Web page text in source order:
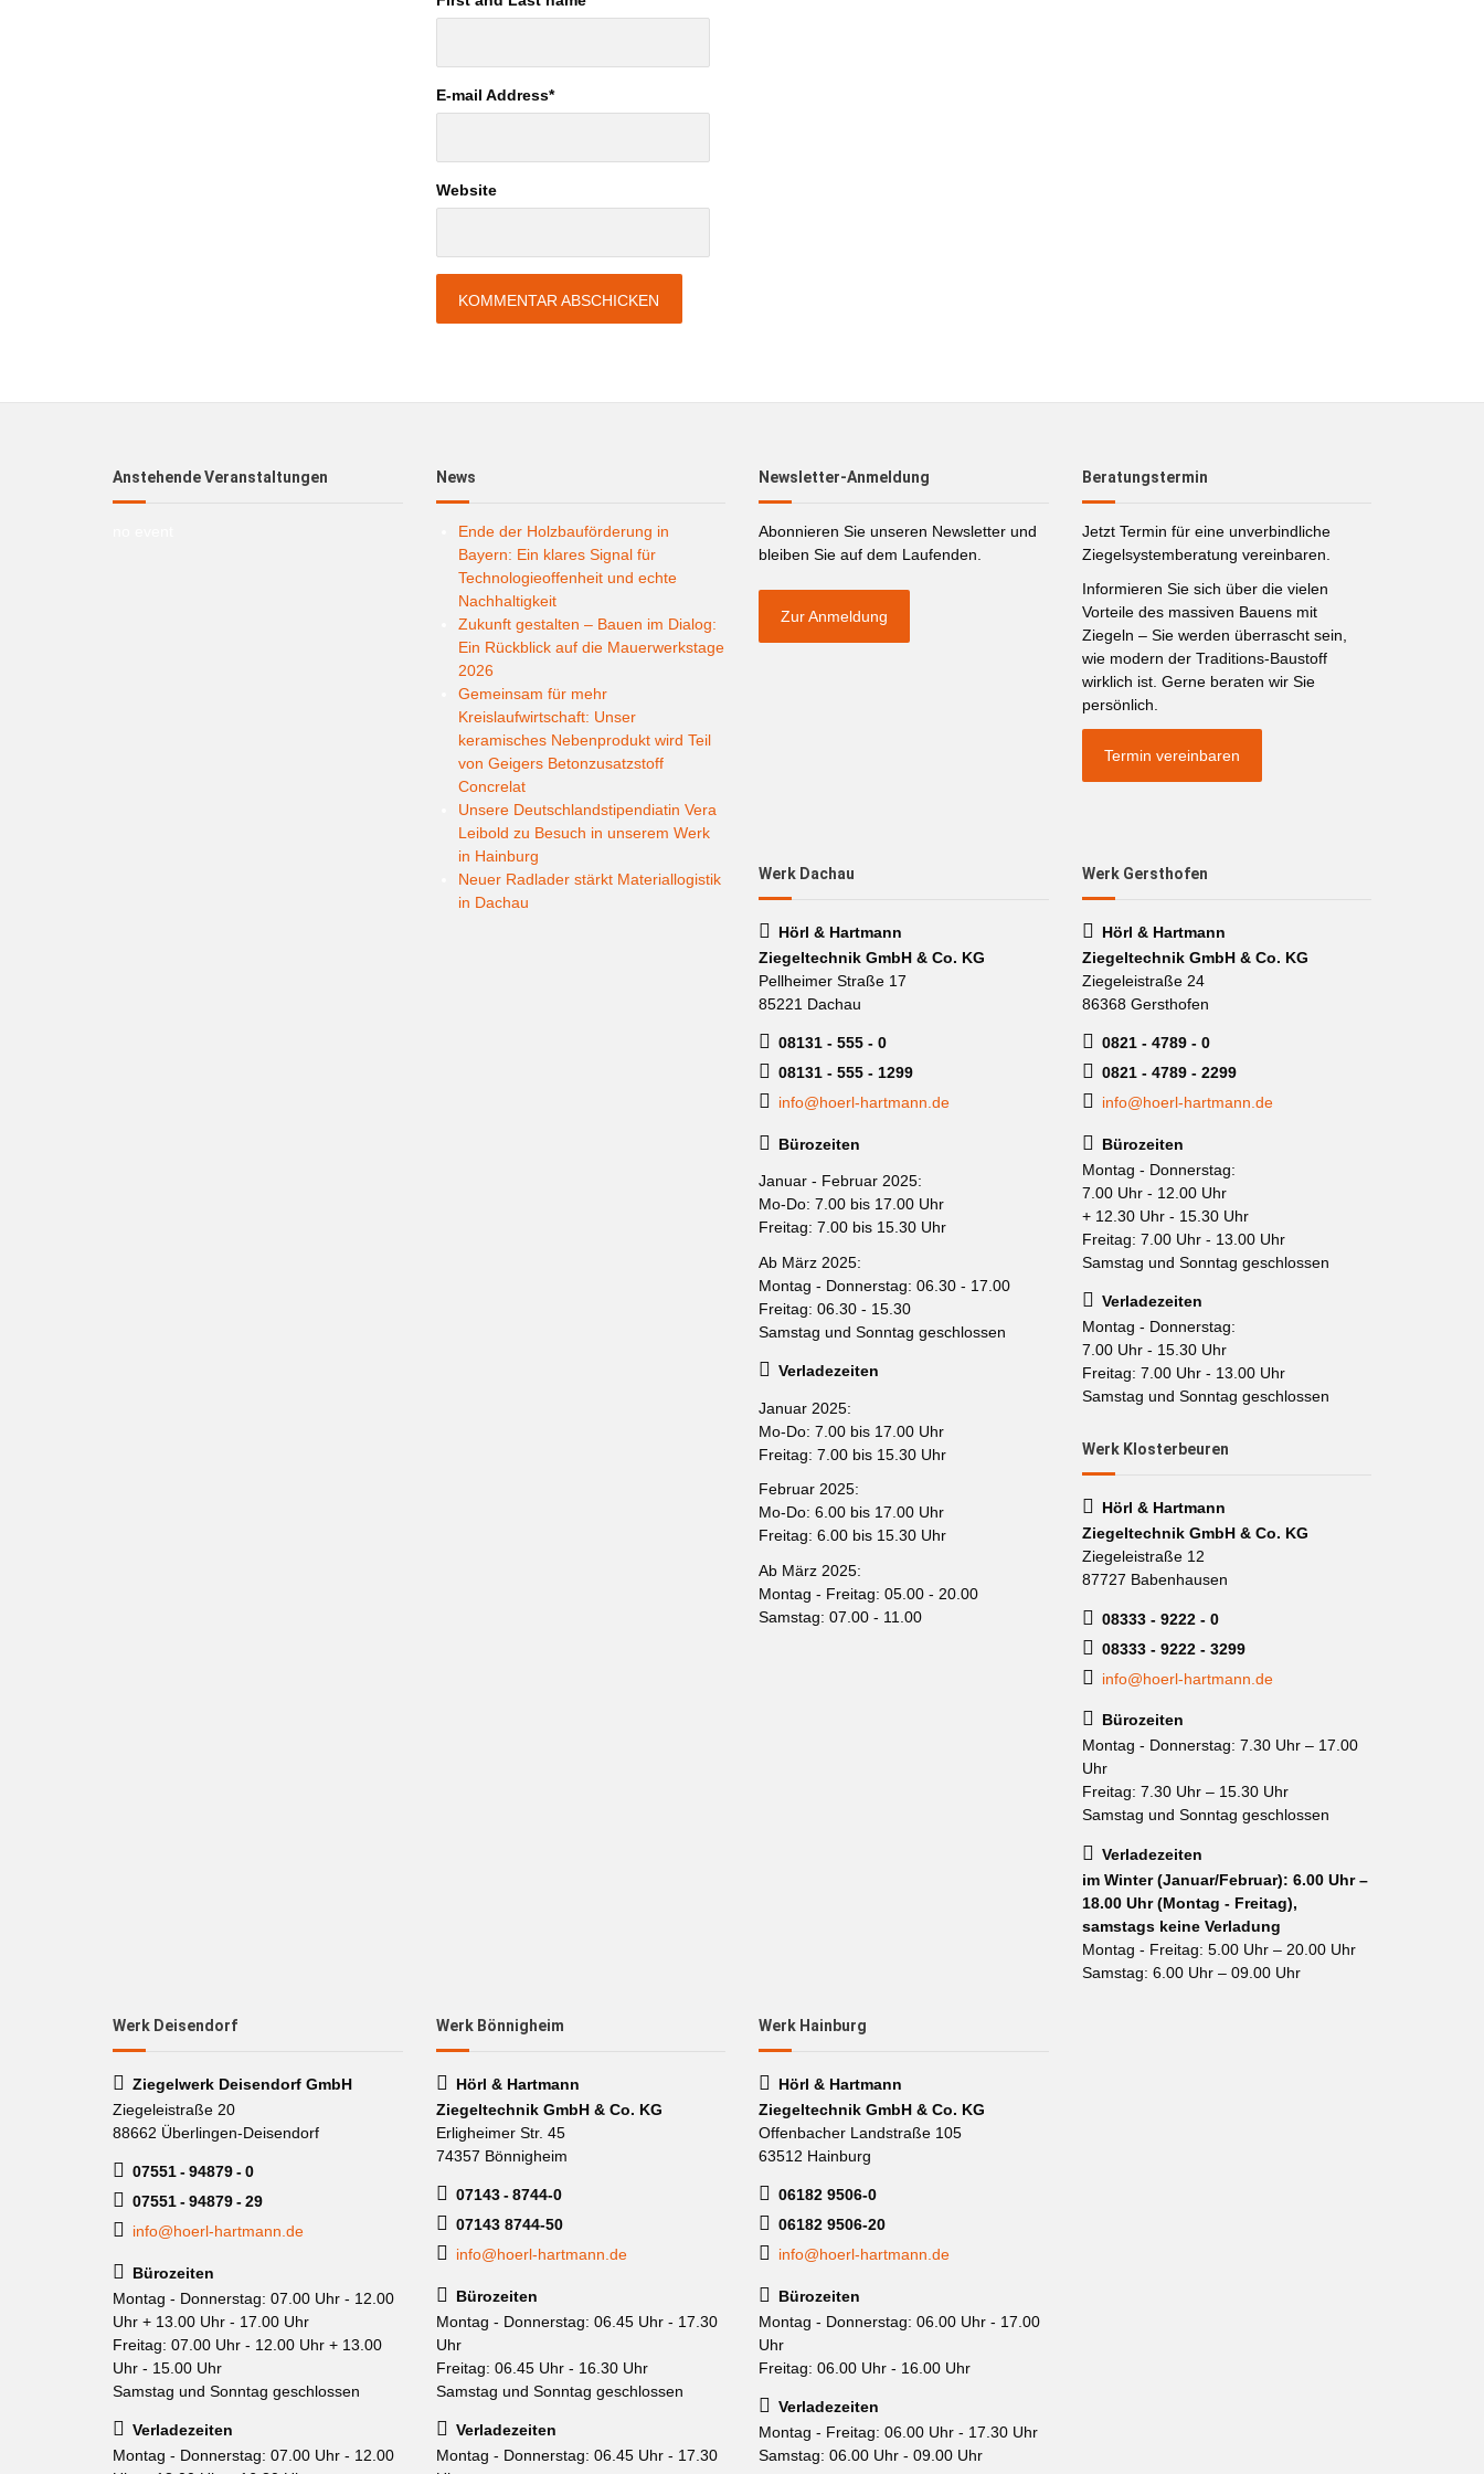
E-mail Address*
Website
Anstehende Veranstaltungen News
Ende der Holzbauförderung in
Bayern: Ein klares Signal für
Technologieoffenheit und echte
Nachhaltigkeit
Zukunft gestalten – Bauen im Dialog:
Ein Rückblick auf die Mauerwerkstage
2026
Gemeinsam für mehr
Kreislaufwirtschaft: Unser
keramisches Nebenprodukt wird Teil
von Geigers Betonzusatzstoff
Concrelat
Unsere Deutschlandstipendiatin Vera
Leibold zu Besuch in unserem Werk
in Hainburg
Neuer Radlader stärkt Materiallogistik
in Dachau
Newsletter-Anmeldung
Abonnieren Sie unseren Newsletter und
bleiben Sie auf dem Laufenden.
Zur Anmeldung
Beratungstermin
Jetzt Termin für eine unverbindliche
Ziegelsystemberatung vereinbaren.
Informieren Sie sich über die vielen
Vorteile des massiven Bauens mit
Ziegeln – Sie werden überrascht sein,
wie modern der Traditions-Baustoff
wirklich ist. Gerne beraten wir Sie
persönlich.
Termin vereinbaren
Werk Dachau
Hörl & Hartmann
Ziegeltechnik GmbH & Co. KG
Pellheimer Straße 17
85221 Dachau
08131 - 555 - 0
08131 - 555 - 1299
info@hoerl-hartmann.de
Bürozeiten
Januar - Februar 2025:
Mo-Do: 7.00 bis 17.00 Uhr
Freitag: 7.00 bis 15.30 Uhr
Ab März 2025:
Montag - Donnerstag: 06.30 - 17.00
Freitag: 06.30 - 15.30
Samstag und Sonntag geschlossen
Verladezeiten
Januar 2025:
Mo-Do: 7.00 bis 17.00 Uhr
Freitag: 7.00 bis 15.30 Uhr
Februar 2025:
Mo-Do: 6.00 bis 17.00 Uhr
Freitag: 6.00 bis 15.30 Uhr
Ab März 2025:
Montag - Freitag: 05.00 - 20.00
Samstag: 07.00 - 11.00
Werk Gersthofen
Hörl & Hartmann
Ziegeltechnik GmbH & Co. KG
Ziegeleistraße 24
86368 Gersthofen
0821 - 4789 - 0
0821 - 4789 - 2299
info@hoerl-hartmann.de
Bürozeiten
Montag - Donnerstag:
7.00 Uhr - 12.00 Uhr
+ 12.30 Uhr - 15.30 Uhr
Freitag: 7.00 Uhr - 13.00 Uhr
Samstag und Sonntag geschlossen
Verladezeiten
Montag - Donnerstag:
7.00 Uhr - 15.30 Uhr
Freitag: 7.00 Uhr - 13.00 Uhr
Samstag und Sonntag geschlossen
Werk Klosterbeuren
Hörl & Hartmann
Ziegeltechnik GmbH & Co. KG
Ziegeleistraße 12
87727 Babenhausen
08333 - 9222 - 0
08333 - 9222 - 3299
info@hoerl-hartmann.de
Bürozeiten
Montag - Donnerstag: 7.30 Uhr – 17.00
Uhr
Freitag: 7.30 Uhr – 15.30 Uhr
Samstag und Sonntag geschlossen
Verladezeiten
im Winter (Januar/Februar): 6.00 Uhr –
18.00 Uhr (Montag - Freitag),
samstags keine Verladung
Montag - Freitag: 5.00 Uhr – 20.00 Uhr
Samstag: 6.00 Uhr – 09.00 Uhr
Werk Deisendorf
Ziegelwerk Deisendorf GmbH
Ziegeleistraße 20
88662 Überlingen-Deisendorf
07551 - 94879 - 0
07551 - 94879 - 29
info@hoerl-hartmann.de
Bürozeiten
Montag - Donnerstag: 07.00 Uhr - 12.00
Uhr + 13.00 Uhr - 17.00 Uhr
Freitag: 07.00 Uhr - 12.00 Uhr + 13.00
Uhr - 15.00 Uhr
Samstag und Sonntag geschlossen
Verladezeiten
Montag - Donnerstag: 07.00 Uhr - 12.00
Werk Bönnigheim
Hörl & Hartmann
Ziegeltechnik GmbH & Co. KG
Erligheimer Str. 45
74357 Bönnigheim
07143 - 8744-0
07143 8744-50
info@hoerl-hartmann.de
Bürozeiten
Montag - Donnerstag: 06.45 Uhr - 17.30
Uhr
Freitag: 06.45 Uhr - 16.30 Uhr
Samstag und Sonntag geschlossen
Verladezeiten
Montag - Donnerstag: 06.45 Uhr - 17.30
Werk Hainburg
Hörl & Hartmann
Ziegeltechnik GmbH & Co. KG
Offenbacher Landstraße 105
63512 Hainburg
06182 9506-0
06182 9506-20
info@hoerl-hartmann.de
Bürozeiten
Montag - Donnerstag: 06.00 Uhr - 17.00
Uhr
Freitag: 06.00 Uhr - 16.00 Uhr
Verladezeiten
Montag - Freitag: 06.00 Uhr - 17.30 Uhr
Samstag: 06.00 Uhr - 09.00 Uhr